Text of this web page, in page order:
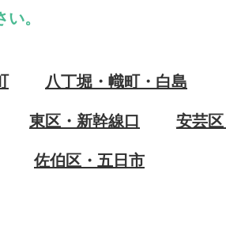
。
八丁堀・幟町・白島
東区・新幹線口 安芸
佐伯区・五日市